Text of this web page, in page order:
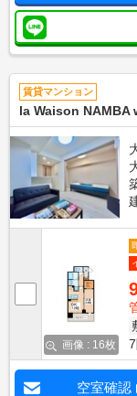
賃貸マンション
la Waison NAMBA
画像 : 16枚
空室確認